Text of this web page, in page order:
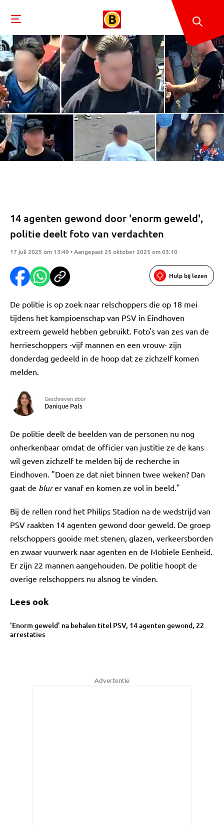
14 agenten gewond door 'enorm geweld',
politie deelt foto van verdachten
17 juli 2025 om 13:49 • Aangepast 25 oktober 2025 om 03:10
Hulp bij lezen
De politie is op zoek naar relschoppers die op 18 mei
tijdens het kampioenschap van PSV in Eindhoven
extreem geweld hebben gebruikt. Foto's van zes van de
herrieschoppers -vijf mannen en een vrouw- zijn
donderdag gedeeld in de hoop dat ze zichzelf komen
melden.
Geschreven door
Danique Pals
De politie deelt de beelden van de personen nu nog
onherkenbaar omdat de officier van justitie ze de kans
wil geven zichzelf te melden bij de recherche in
Eindhoven. "Doen ze dat niet binnen twee weken? Dan
gaat de blurer vanaf en komen ze vol in beeld."
Bij de rellen rond het Philips Stadion na de wedstrijd van
PSV raakten 14 agenten gewond door geweld. De groep
relschoppers gooide met stenen, glazen, verkeersborden
en zwaar vuurwerk naar agenten en de Mobiele Eenheid.
Er zijn 22 mannen aangehouden. De politie hoopt de
overige relschoppers nu alsnog te vinden.
Lees ook
'Enorm geweld' na behalen titel PSV, 14 agenten gewond, 22
arrestaties
Advertentie